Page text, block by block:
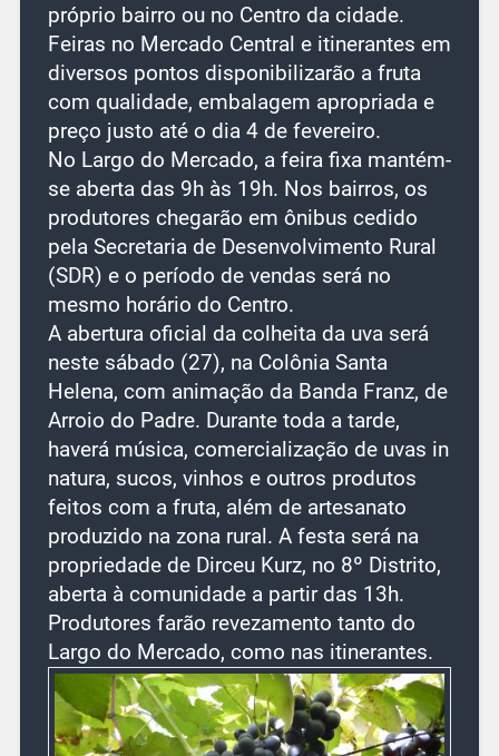
próprio bairro ou no Centro da cidade.
Feiras no Mercado Central e itinerantes em
diversos pontos disponibilizarão a fruta
com qualidade, embalagem apropriada e
preço justo até o dia 4 de fevereiro.
No Largo do Mercado, a feira fixa mantém-
se aberta das 9h às 19h. Nos bairros, os
produtores chegarão em ônibus cedido
pela Secretaria de Desenvolvimento Rural
(SDR) e o período de vendas será no
mesmo horário do Centro.
A abertura oficial da colheita da uva será
neste sábado (27), na Colônia Santa
Helena, com animação da Banda Franz, de
Arroio do Padre. Durante toda a tarde,
haverá música, comercialização de uvas in
natura, sucos, vinhos e outros produtos
feitos com a fruta, além de artesanato
produzido na zona rural. A festa será na
propriedade de Dirceu Kurz, no 8º Distrito,
aberta à comunidade a partir das 13h.
Produtores farão revezamento tanto do
Largo do Mercado, como nas itinerantes.